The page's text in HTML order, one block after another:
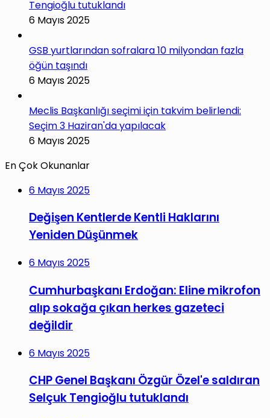
Tengioğlu tutuklandı
6 Mayıs 2025
GSB yurtlarından sofralara 10 milyondan fazla
öğün taşındı
6 Mayıs 2025
Meclis Başkanlığı seçimi için takvim belirlendi:
Seçim 3 Haziran'da yapılacak
6 Mayıs 2025
En Çok Okunanlar
6 Mayıs 2025
Değişen Kentlerde Kentli Haklarını
Yeniden Düşünmek
6 Mayıs 2025
Cumhurbaşkanı Erdoğan: Eline mikrofon
alıp sokağa çıkan herkes gazeteci
değildir
6 Mayıs 2025
CHP Genel Başkanı Özgür Özel'e saldıran
Selçuk Tengioğlu tutuklandı